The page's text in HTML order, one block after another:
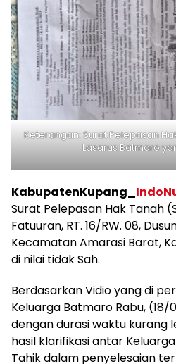
Keterangan: Surat Pelepasan
Lasarus Batmaro
KabupatenKupang_
Surat Pelepasan Hak Tanah
Fatuuran, RT. 16/RW. 08,
Kecamatan Amarasi Barat,
di nilai tidak Sah.
Berdasarkan Vidio yang di
Keluarga Batmaro Rabu,
dengan durasi waktu kurang
hasil klarifikasi antar
Tahik dalam penyelesaian